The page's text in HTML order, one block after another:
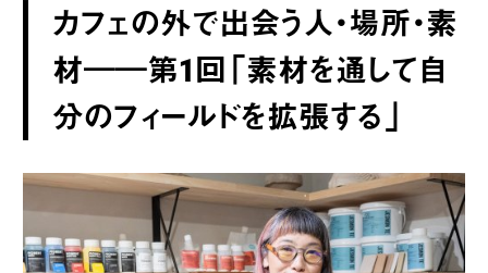
カフェの外で出会う人・場所・素
材――第1回「素材を通して自
分のフィールドを拡張する」